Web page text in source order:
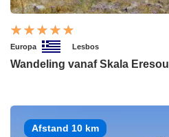
Europa Lesbos
Wandeling vanaf Skala Eresou
Afstand 10 km